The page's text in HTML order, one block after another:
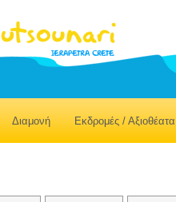
Διαμονή Εκδρομές / Αξιοθέατα